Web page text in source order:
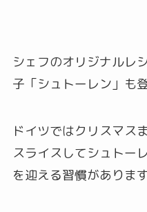
シェフのオリジナルレ
子「シュトーレン」も登
ドイツではクリスマス
スライスしてシュトー
を迎える習慣があります